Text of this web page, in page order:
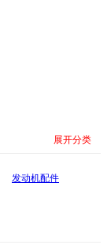
发动机配件
展开分类